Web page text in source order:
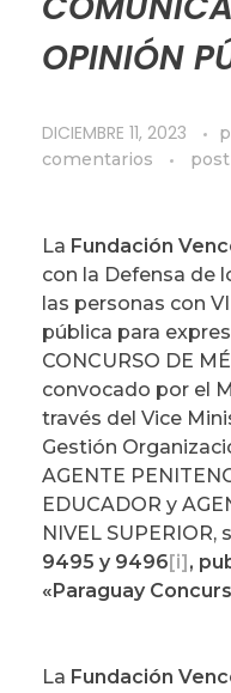
OPINIÓN
DICIEMBRE 11, 2023
comentarios
post
La Fundación
con la Defensa de
las personas con
pública para
CONCURSO DE
convocado por el
través del Vice
Gestión
AGENTE
EDUCADOR y
NIVEL SUPERIOR,
9495 y 9496[i],
«Paraguay
La Fundación